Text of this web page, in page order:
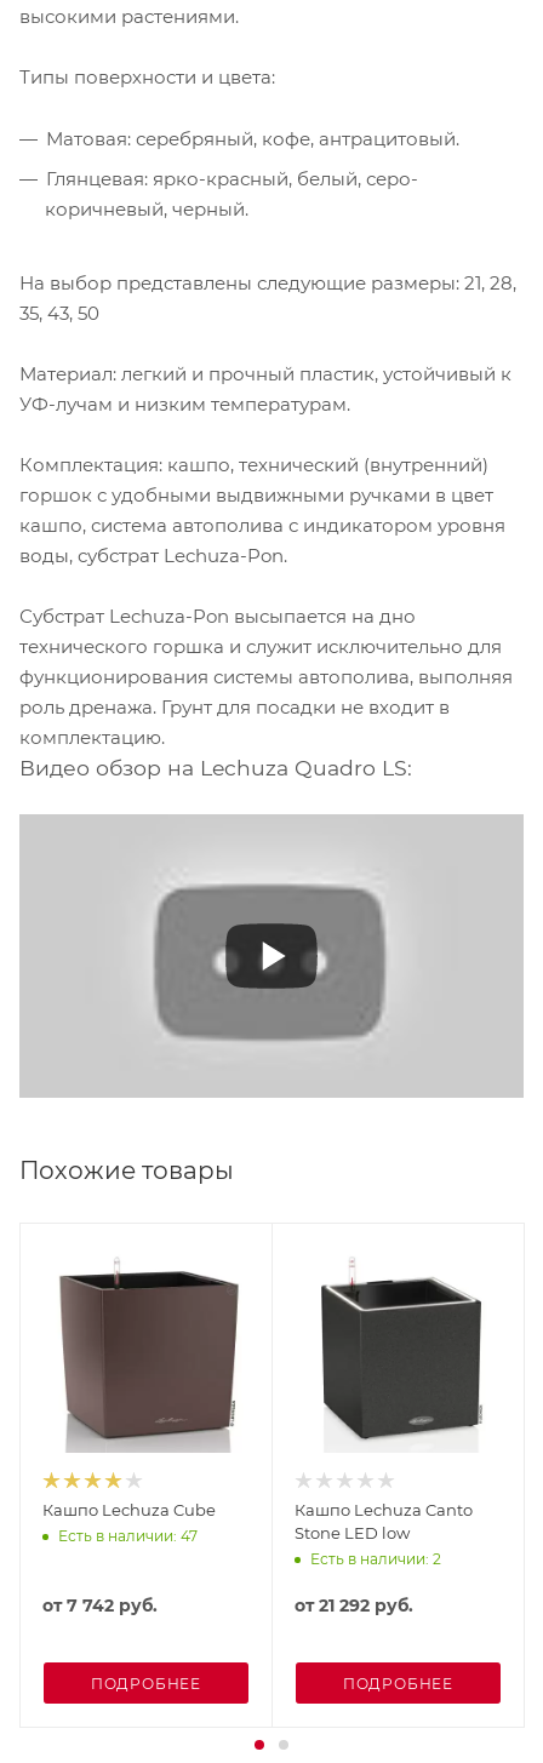
высокими растениями.
Типы поверхности и цвета:
Матовая: серебряный, кофе, антрацитовый.
Глянцевая: ярко-красный, белый, серо-
коричневый, черный.
На выбор представлены следующие размеры: 21, 28,
35, 43, 50
Материал: легкий и прочный пластик, устойчивый к
УФ-лучам и низким температурам.
Комплектация: кашпо, технический (внутренний)
горшок с удобными выдвижными ручками в цвет
кашпо, система автополива с индикатором уровня
воды, субстрат Lechuza-Pon.
Субстрат Lechuza-Pon высыпается на дно
технического горшка и служит исключительно для
функционирования системы автополива, выполняя
роль дренажа. Грунт для посадки не входит в
комплектацию.
Видео обзор на Lechuza Quadro LS:
Похожие товары
Кашпо Lechuza Cube
Есть в наличии: 47
от7 742 руб.
ПОДРОБНЕЕ
Кашпо Lechuza Canto
Stone LED low
Есть в наличии: 2
от21 292 руб.
ПОДРОБНЕЕ